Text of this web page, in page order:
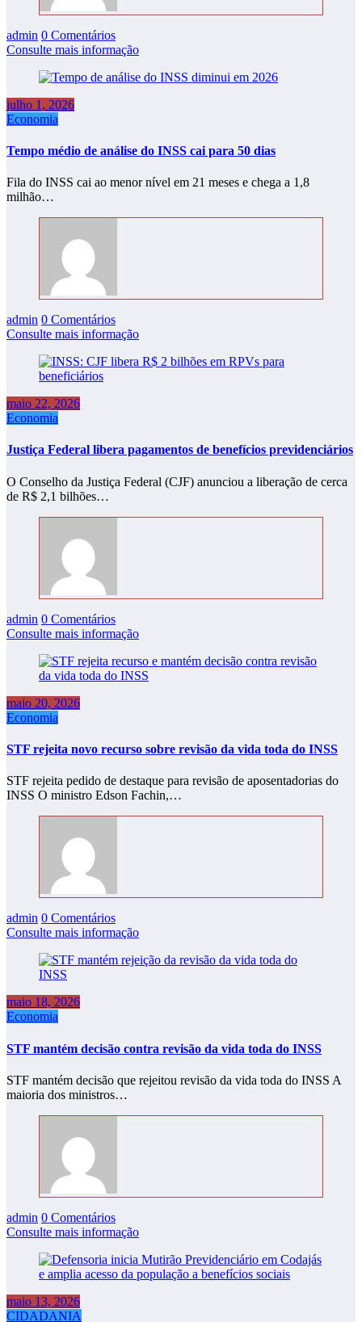
admin 0 Comentários
Consulte mais informação
julho 1, 2026
Economia
Tempo médio de análise do INSS cai para 50 dias
Fila do INSS cai ao menor nível em 21 meses e chega a 1,8
milhão…
admin 0 Comentários
Consulte mais informação
maio 22, 2026
Economia
Justiça Federal libera pagamentos de benefícios previdenciários
O Conselho da Justiça Federal (CJF) anunciou a liberação de cerca
de R$ 2,1 bilhões…
admin 0 Comentários
Consulte mais informação
maio 20, 2026
Economia
STF rejeita novo recurso sobre revisão da vida toda do INSS
STF rejeita pedido de destaque para revisão de aposentadorias do
INSS O ministro Edson Fachin,…
admin 0 Comentários
Consulte mais informação
maio 18, 2026
Economia
STF mantém decisão contra revisão da vida toda do INSS
STF mantém decisão que rejeitou revisão da vida toda do INSS A
maioria dos ministros…
admin 0 Comentários
Consulte mais informação
maio 13, 2026
CIDADANIA